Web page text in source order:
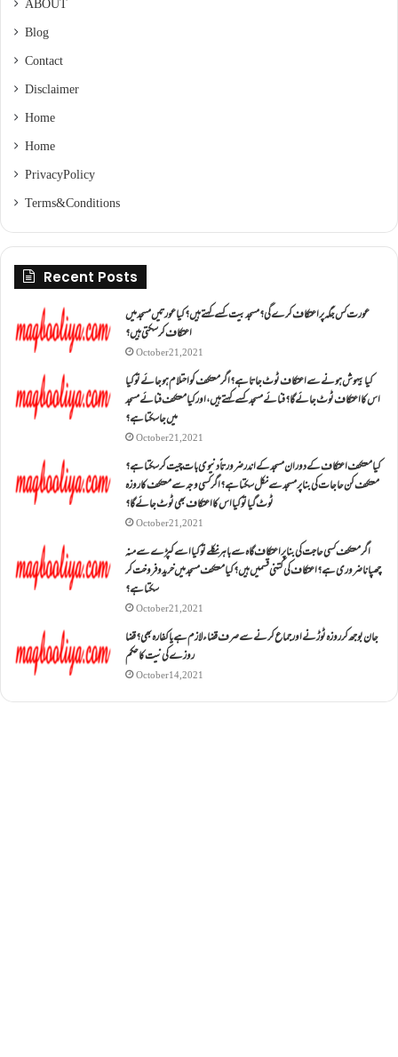
ABOUT
Blog
Contact
Disclaimer
Home
Home
Privacy Policy
Terms & Conditions
Recent Posts
عورت کس جگہ پر اعتکاف کرے گی؟مسجد بیت کسے کہتے ہیں؟کیا عورتیں مسجد میں
اعتکاف کر سکتی ہیں؟
October 21, 2021
کیا بیہوش ہونے سے اعتکاف ٹوٹ جاتا ہے؟ اگر معتکف کو احتلام ہو جائے تو کیا
اس کا اعتکاف ٹوٹ جائے گا؟فنائے مسجد کسے کہتے ہیں ، اور کیا معتکف فنائے مسجد
میں جا سکتا ہے؟
October 21, 2021
کیا معتکف اعتکاف کے دوران مسجد کے اندر ضرورتاً دنیوی بات چیت کر سکتا ہے؟
معتکف کن حاجات کی بنا پر مسجد سے نکل سکتا ہے؟ اگر کسی وجہ سے معتکف کا روزہ
ٹوٹ گیا تو کیا اس کا اعتکاف بھی ٹوٹ جائے گا؟
October 21, 2021
اگر معتکف کسی حاجت کی بنا پر اعتکاف گاہ سے باہر نکلے تو کیا اسے کپڑے سے منہ
چھپانا ضروری ہے؟اعتکاف کی کتنی قسمیں ہیں؟کیا معتکف مسجد میں خرید و فروخت کر
سکتا ہے؟
October 21, 2021
جان بوجھ کر روزہ ٹوڑنے اور جماع کرنے سے صرف قضاء لازم ہے یا کفارہ بھی؟ قضا
روزے کی نیت کا حکم
October 14, 2021